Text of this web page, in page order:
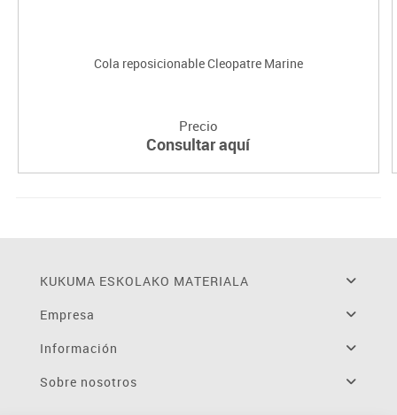
Cola reposicionable Cleopatre Marine
Precio
Consultar aquí
KUKUMA ESKOLAKO MATERIALA
Empresa
Información
Sobre nosotros